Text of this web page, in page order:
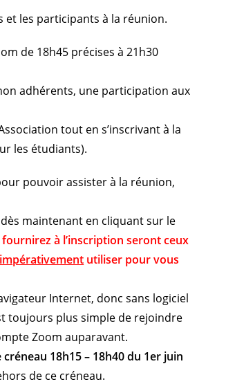
et les participants à la réunion.
de 18h45 précises à 21h30
adhérents, une participation aux
tout en s’inscrivant à la
les étudiants).
pouvoir assister à la réunion,
maintenant en cliquant sur le
à l’inscription seront ceux
impérativement utiliser pour vous
Internet, donc sans logiciel
toujours plus simple de rejoindre
Zoom auparavant.
créneau 18h15 – 18h40 du 1er juin
de ce créneau.